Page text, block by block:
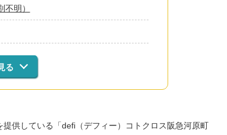
明）
る
供している「defi（デフィー）コトクロス阪急河原町